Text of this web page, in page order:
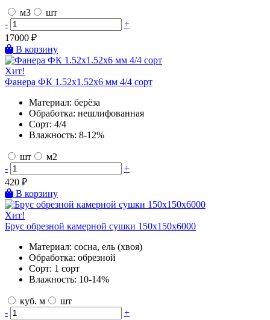
м3
шт
-
+
17000 ₽
В корзину
Хит!
Фанера ФК 1.52х1.52х6 мм 4/4 сорт
Материал: берёза
Обработка: нешлифованная
Сорт: 4/4
Влажность: 8-12%
шт
м2
-
+
420 ₽
В корзину
Хит!
Брус обрезной камерной сушки 150х150х6000
Материал: сосна, ель (хвоя)
Обработка: обрезной
Сорт: 1 сорт
Влажность: 10-14%
куб. м
шт
-
+